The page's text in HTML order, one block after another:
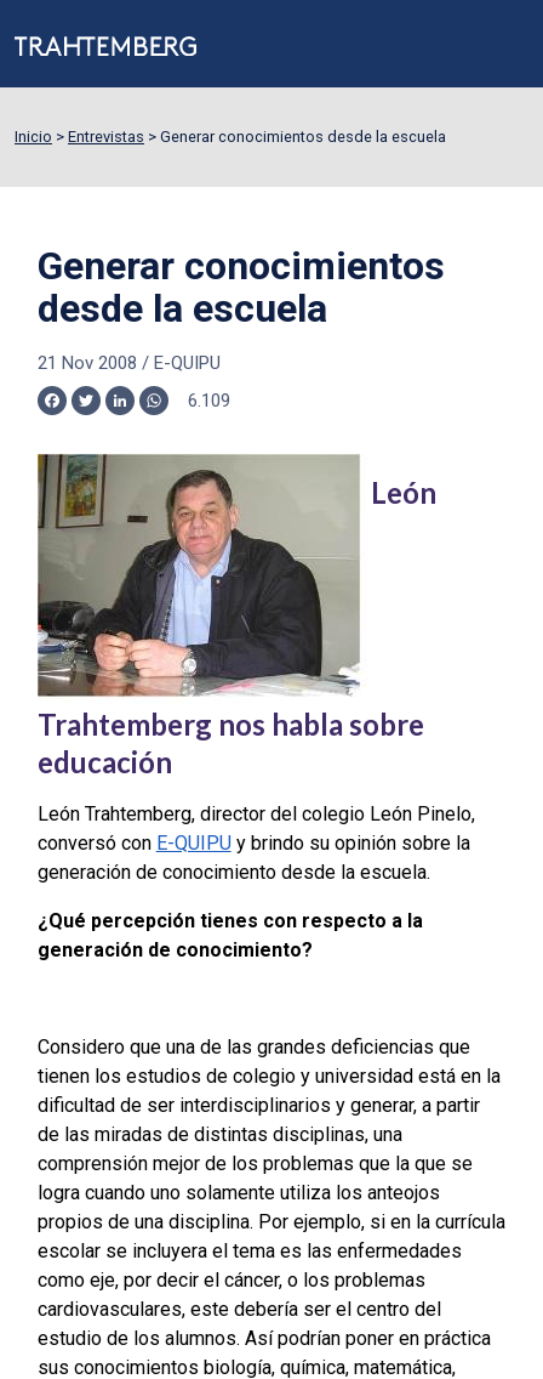
Inicio > Entrevistas > Generar conocimientos desde la escuela
Generar conocimientos
desde la escuela
21 Nov 2008 / E-QUIPU
Facebook
TwitterLinkedInWhatsApp
6.109
León
Trahtemberg nos habla sobre
educación
León Trahtemberg, director del colegio León Pinelo,
conversó con E-QUIPUy brindo su opinión sobre la
generación de conocimiento desde la escuela.
¿Qué percepción tienes con respecto a la
generación de conocimiento?
Considero que una de las grandes deficiencias que
tienen los estudios de colegio y universidad está en la
dificultad de ser interdisciplinarios y generar, a partir
de las miradas de distintas disciplinas, una
comprensión mejor de los problemas que la que se
logra cuando uno solamente utiliza los anteojos
propios de una disciplina. Por ejemplo, si en la currícula
escolar se incluyera el tema es las enfermedades
como eje, por decir el cáncer, o los problemas
cardiovasculares, este debería ser el centro del
estudio de los alumnos. Así podrían poner en práctica
sus conocimientos biología, química, matemática,